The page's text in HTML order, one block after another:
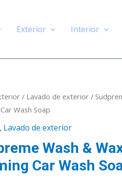
Exterior Interior
/ Lavado de exterior /
Wash Soap
, Lavado de exterior
Wash &
Car Wash